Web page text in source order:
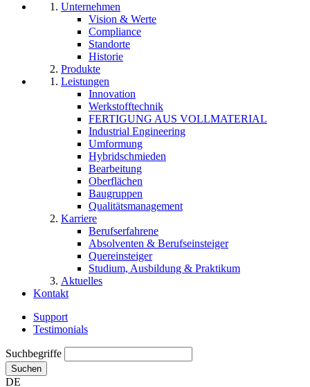
Unternehmen
Vision & Werte
Compliance
Standorte
Historie
Produkte
Leistungen
Innovation
Werkstofftechnik
FERTIGUNG AUS VOLLMATERIAL
Industrial Engineering
Umformung
Hybridschmieden
Bearbeitung
Oberflächen
Baugruppen
Qualitätsmanagement
Karriere
Berufserfahrene
Absolventen & Berufseinsteiger
Quereinsteiger
Studium, Ausbildung & Praktikum
Aktuelles
Kontakt
Support
Testimonials
Suchbegriffe
Suchen
DE